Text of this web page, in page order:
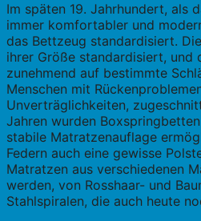
Im späten 19. Jahrhundert, als
immer komfortabler und
das Bettzeug standardisiert.
ihrer Größe standardisiert, und
zunehmend auf bestimmte
Menschen mit
Unverträglichkeiten,
Jahren wurden
stabile Matratzenauflage
Federn auch eine gewisse
Matratzen aus verschiedenen
werden, von Rosshaar- und
Stahlspiralen, die auch heute